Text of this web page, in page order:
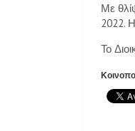
Με
2022.
Το